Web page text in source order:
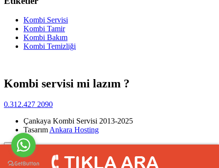
Kombi Servisi
Kombi Tamir
Kombi Bakım
Kombi Temizliği
Kombi servisi mi lazım ?
0.312.427 2090
Çankaya Kombi Servisi 2013-2025
Tasarım Ankara Hosting
Yukarı
>